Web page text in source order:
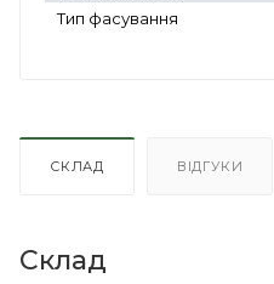
Тип фасування
СКЛАД ВІДГУКИ
Склад